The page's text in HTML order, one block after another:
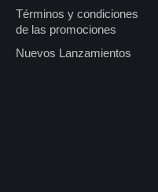
Términos y condiciones
de las promociones
Nuevos Lanzamientos